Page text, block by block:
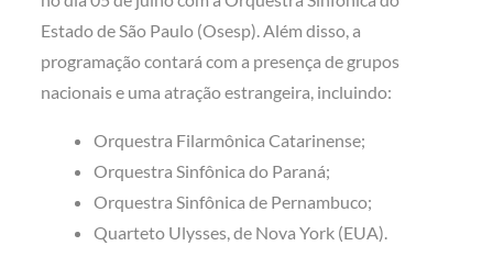
Estado de São Paulo (Osesp). Além disso, a
programação contará com a presença de grupos
nacionais e uma atração estrangeira, incluindo:
Orquestra Filarmônica Catarinense;
Orquestra Sinfônica do Paraná;
Orquestra Sinfônica de Pernambuco;
Quarteto Ulysses, de Nova York (EUA).